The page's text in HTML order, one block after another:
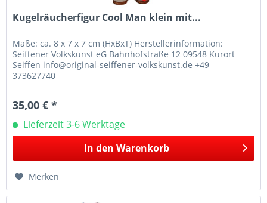
Kugelräucherfigur Cool Man klein mit...
Maße: ca. 8 x 7 x 7 cm (HxBxT) Herstellerinformation:
Seiffener Volkskunst eG Bahnhofstraße 12 09548 Kurort
Seiffen info@original-seiffener-volkskunst.de +49
373627740
35,00 € *
Lieferzeit 3-6 Werktage
In den Warenkorb
Merken